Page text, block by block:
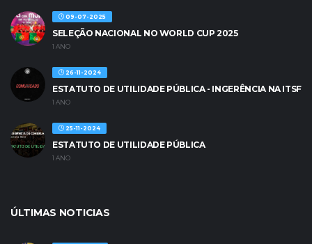
09-07-2025
SELEÇÃO NACIONAL NO WORLD CUP 2025
1 ANO
26-11-2024
ESTATUTO DE UTILIDADE PÚBLICA - INGERÊNCIA NA ITSF
1 ANO
25-11-2024
ESTATUTO DE UTILIDADE PÚBLICA
1 ANO
ÚLTIMAS NOTICIAS